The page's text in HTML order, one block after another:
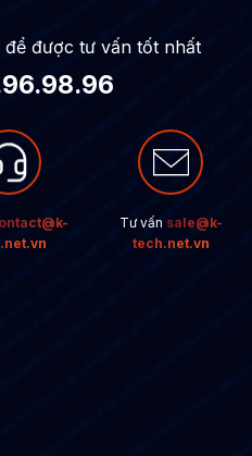
được tư vấn tốt nhất
Tư vấn sale@k-
tech.net.vn